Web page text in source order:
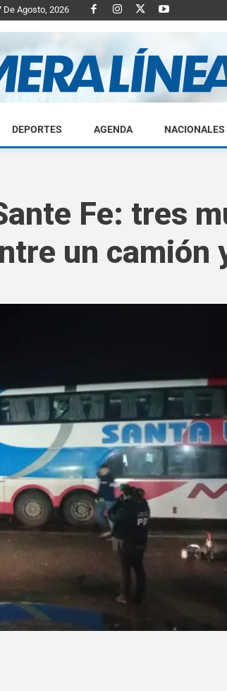
De Agosto, 2026
Diario
DEPORTES AGENDA NACIONALES
Fe: tres
un camión